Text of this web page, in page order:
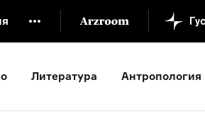
язык от «гой еси» до «лол кек»
Литература Антропология